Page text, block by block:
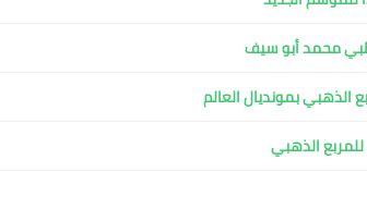
محمد أبو سيف
الذهبي بمونديال العالم